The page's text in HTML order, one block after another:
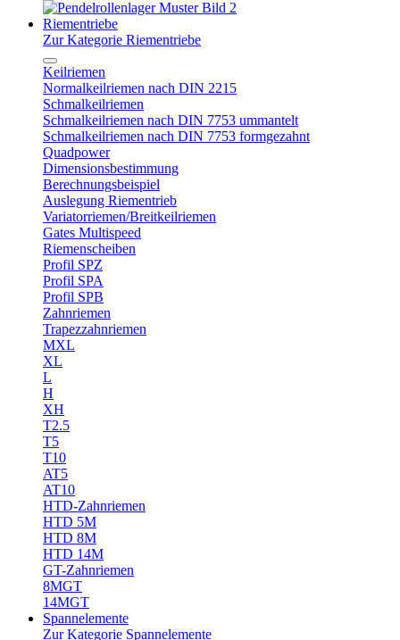
Riementriebe
Zur Kategorie Riementriebe
Keilriemen
Normalkeilriemen nach DIN 2215
Schmalkeilriemen
Schmalkeilriemen nach DIN 7753 ummantelt
Schmalkeilriemen nach DIN 7753 formgezahnt
Quadpower
Dimensionsbestimmung
Berechnungsbeispiel
Auslegung Riementrieb
Variatorriemen/Breitkeilriemen
Gates Multispeed
Riemenscheiben
Profil SPZ
Profil SPA
Profil SPB
Zahnriemen
Trapezzahnriemen
MXL
XL
L
H
XH
T2.5
T5
T10
AT5
AT10
HTD-Zahnriemen
HTD 5M
HTD 8M
HTD 14M
GT-Zahnriemen
8MGT
14MGT
Spannelemente
Zur Kategorie Spannelemente